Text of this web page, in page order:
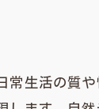
生活の質